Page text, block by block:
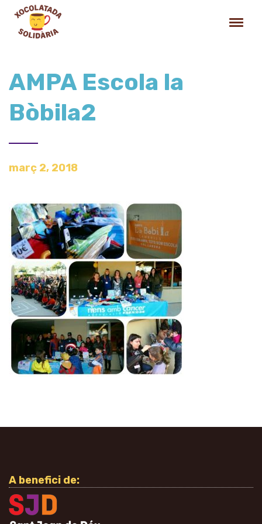
AMPA Escola la
Bòbila2
març 2, 2018
A benefici de: